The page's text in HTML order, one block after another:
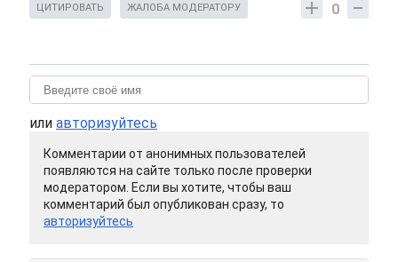
0
ЦИТИРОВАТЬ ЖАЛОБА МОДЕРАТОРУ
или авторизуйтесь
Комментарии от анонимных пользователей
появляются на сайте только после проверки
модератором. Если вы хотите, чтобы ваш
комментарий был опубликован сразу, то
авторизуйтесь